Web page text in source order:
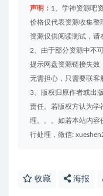
声明： 1、学神资源吧
价格仅代表资源收集整
资源仅供阅读测试，请
2、由于部分资源中不
提示网盘资源链接失效
无需担心，只需要联客
3、版权归原作者或出
责任。若版权方认为学
理。。。如若本站内容
行处理，微信:
收藏 海报